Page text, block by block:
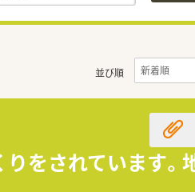
並び順
をされています。